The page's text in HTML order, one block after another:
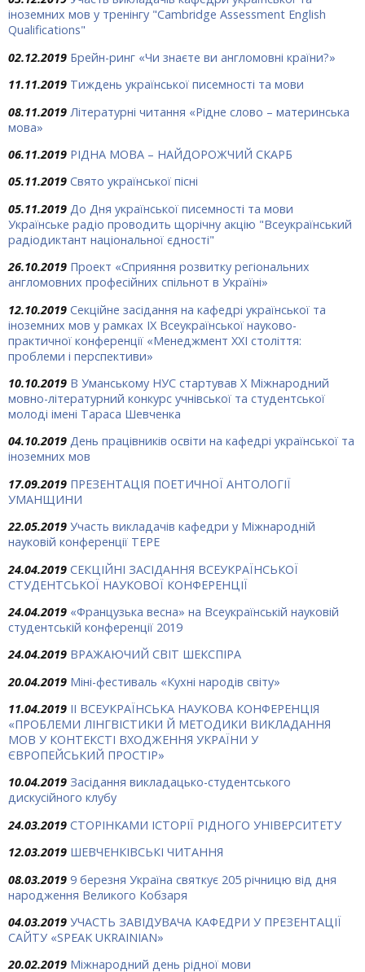
іноземних мов у тренінгу "Cambridge Assessment English
Qualifications"
02.12.2019 Брейн-ринг «Чи знаєте ви англомовні країни?»
11.11.2019 Тиждень української писемності та мови
08.11.2019 Літературні читання «Рідне слово – материнська
мова»
06.11.2019 РІДНА МОВА – НАЙДОРОЖЧИЙ СКАРБ
05.11.2019 Свято української пісні
05.11.2019 До Дня української писемності та мови
Українське радіо проводить щорічну акцію "Всеукраїнський
радіодиктант національної єдності"
26.10.2019 Проект «Сприяння розвитку регіональних
англомовних професійних спільнот в Україні»
12.10.2019 Секційне засідання на кафедрі української та
іноземних мов у рамках ІХ Всеукраїнської науково-
практичної конференції «Менеджмент ХХІ століття:
проблеми і перспективи»
10.10.2019 В Уманському НУС стартував Х Міжнародний
мовно-літературний конкурс учнівської та студентської
молоді імені Тараса Шевченка
04.10.2019 День працівників освіти на кафедрі української та
іноземних мов
17.09.2019 ПРЕЗЕНТАЦІЯ ПОЕТИЧНОЇ АНТОЛОГІЇ
УМАНЩИНИ
22.05.2019 Участь викладачів кафедри у Міжнародній
науковій конференції ТЕРЕ
24.04.2019 СЕКЦІЙНІ ЗАСІДАННЯ ВСЕУКРАЇНСЬКОЇ
СТУДЕНТСЬКОЇ НАУКОВОЇ КОНФЕРЕНЦІЇ
24.04.2019 «Французька весна» на Всеукраїнській науковій
студентській конференції 2019
24.04.2019 ВРАЖАЮЧИЙ СВІТ ШЕКСПІРА
20.04.2019 Міні-фестиваль «Кухні народів світу»
11.04.2019 ІІ ВСЕУКРАЇНСЬКА НАУКОВА КОНФЕРЕНЦІЯ
«ПРОБЛЕМИ ЛІНГВІСТИКИ Й МЕТОДИКИ ВИКЛАДАННЯ
МОВ У КОНТЕКСТІ ВХОДЖЕННЯ УКРАЇНИ У
ЄВРОПЕЙСЬКИЙ ПРОСТІР»
10.04.2019 Засідання викладацько-студентського
дискусійного клубу
24.03.2019 СТОРІНКАМИ ІСТОРІЇ РІДНОГО УНІВЕРСИТЕТУ
12.03.2019 ШЕВЧЕНКІВСЬКІ ЧИТАННЯ
08.03.2019 9 березня Україна святкує 205 річницю від дня
народження Великого Кобзаря
04.03.2019 УЧАСТЬ ЗАВІДУВАЧА КАФЕДРИ У ПРЕЗЕНТАЦІЇ
САЙТУ «SPEAK UKRAINIAN»
20.02.2019 Міжнародний день рідної мови